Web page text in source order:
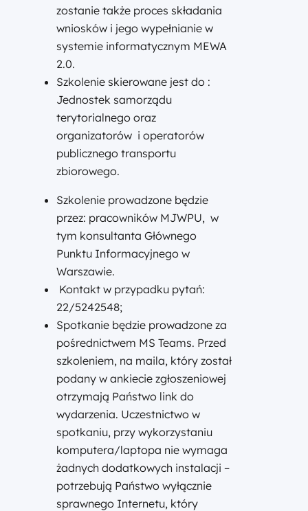
zostanie także proces składania
wniosków i jego wypełnianie w
systemie informatycznym MEWA
2.0.
Szkolenie skierowane jest do :
Jednostek samorządu
terytorialnego oraz
organizatorów i operatorów
publicznego transportu
zbiorowego.
Szkolenie prowadzone będzie
przez: pracowników MJWPU, w
tym konsultanta Głównego
Punktu Informacyjnego w
Warszawie.
Kontakt w przypadku pytań:
22/5242548;
Spotkanie będzie prowadzone za
pośrednictwem MS Teams. Przed
szkoleniem, na maila, który został
podany w ankiecie zgłoszeniowej
otrzymają Państwo link do
wydarzenia. Uczestnictwo w
spotkaniu, przy wykorzystaniu
komputera/laptopa nie wymaga
żadnych dodatkowych instalacji –
potrzebują Państwo wyłącznie
sprawnego Internetu, który